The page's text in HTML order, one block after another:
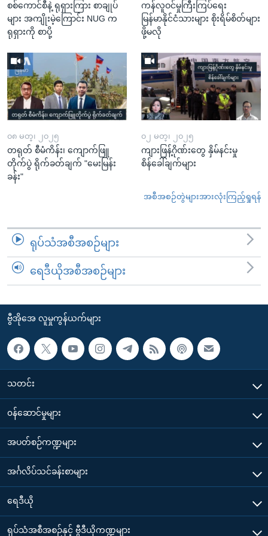
စစ်ကောင်စီနဲ့ ရုရှားကြား စာချုပ်
များ အကျိုးမဲ့ကြောင်း NUG က
ရုရှားကို စာပို့
ကန်လူဝင်မှုကြီးကြပ်ရေး
မြန်မာနိုင်ငံသားများ စိုးရိမ်စိတ်များ
ဖို့မလို
၀၈ မတ္၊ ၂၀၂၅
တရုတ် စီမံကိန်း၊ ကျောက်ဖြူ
တိုက်ပွဲ ရိုက်ခတ်ချက် "မေးမြန်း
ခန်း"
၀၂ မတ္၊ ၂၀၂၅
ကျားဖြန့်ဂိုဏ်းတွေ နှိမ်နင်းမှု
စိန်ခေါ်ချက်များ
အစီအစဉ်တွဲများအားလုံးကြည့်ရှုရန်
ရုပ်သံအစီအစဉ်များ
ရေဒီယိုအစီအစဉ်များ
ဗွီအိုအေ လူမှုကွန်ယက်များ
သတင်း
၀န်ဆောင်မှုများ
အပတ်စဉ်ကဏ္ဍများ
အင်္ဂလိပ်သင်ခန်းစာများ
ရေဒီယို
ရုပ်သံအစီအစဉ်နှင့် ဗွီဒီယိုကဏ္ဍများ